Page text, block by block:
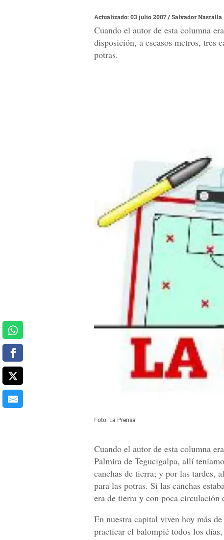
Actualizado: 03 julio 2007/Salvador Nasralla
Cuando el autor de esta columna
disposición, a escasos metros, tres
potras.
Foto: La Prensa
Cuando el autor de esta columna
Palmira de Tegucigalpa, allí
canchas de tierra; y por las tardes,
para las potras. Si las canchas
era de tierra y con poca circulación
En nuestra capital viven hoy más
practicar el balompié todos los